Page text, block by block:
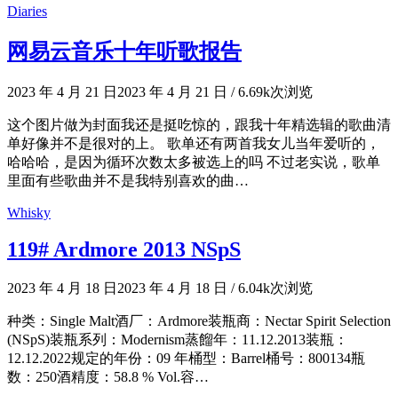
Diaries
网易云音乐十年听歌报告
2023 年 4 月 21 日 2023 年 4 月 21 日 /6.69k次浏览
这个图片做为封面我还是挺吃惊的，跟我十年精选辑的歌曲清
单好像并不是很对的上。 歌单还有两首我女儿当年爱听的，
哈哈哈，是因为循环次数太多被选上的吗 不过老实说，歌单
里面有些歌曲并不是我特别喜欢的曲…
Whisky
119# Ardmore 2013 NSpS
2023 年 4 月 18 日 2023 年 4 月 18 日 /6.04k次浏览
种类：Single Malt酒厂：Ardmore装瓶商：Nectar Spirit Selection
(NSpS)装瓶系列：Modernism蒸餾年：11.12.2013装瓶：
12.12.2022规定的年份：09 年桶型：Barrel桶号：800134瓶
数：250酒精度：58.8 % Vol.容…